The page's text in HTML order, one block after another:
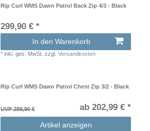
Rip Curl WMS Dawn Patrol Back Zip 4/3 - Black
299,90 € *
In den Warenkorb
*inkl. ges. MwSt. zzgl.Versandkosten
Rip Curl WMS Dawn Patrol Chest Zip 3/2 - Black
UVP 289,90 € ab 202,99 € *
Artikel anzeigen